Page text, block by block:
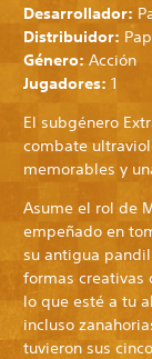
Desarrollador:
Distribuidor:
Género: Acción
Jugadores: 1
El subgénero
combate
memorables y
Asume el rol de
empeñado en
su antigua
formas creativas
lo que esté a tu
incluso
tuvieron sus